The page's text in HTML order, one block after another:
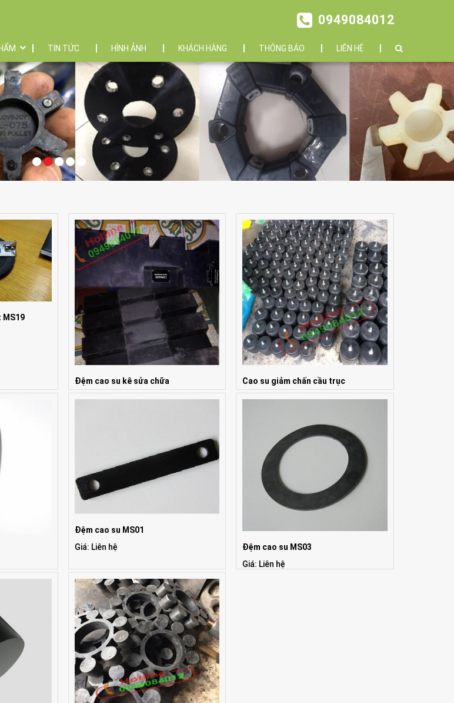
TIN TỨC HÌNH ẢNH KHÁCH HÀNG THÔNG BÁO LIÊN HỆ
0949084012
MS19
Đệm cao su kê sửa chữa
Giá: 1 VNĐ
Cao su giảm chấn cầu trục
Giá: Liên hệ
Đệm cao su MS01
Giá: Liên hệ
Đệm cao su MS03
Giá: Liên hệ